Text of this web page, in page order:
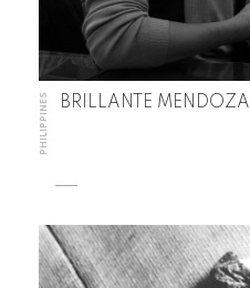
PHILIPPINES BRILLANTE MENDOZA